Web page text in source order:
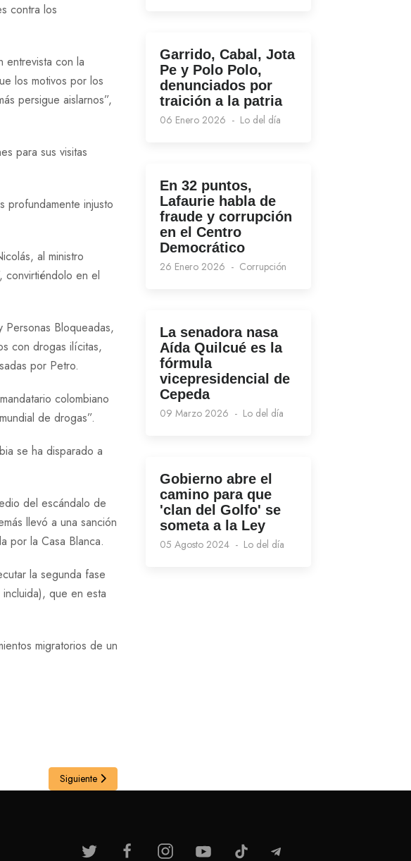
contra los
entrevista con la
los motivos por los
persigue aislarnos”,
para sus visitas
injusto
al ministro
convirtiéndolo en el
Personas Bloqueadas,
con drogas ilícitas,
por Petro.
colombiano
de drogas”.
se ha disparado a
del escándalo de
llevó a una sanción
por la Casa Blanca.
la segunda fase
que en esta
migratorios de un
Siguiente
Garrido, Cabal, Jota
Pe y Polo Polo,
denunciados por
traición a la patria
06 Enero 2026 Lo del día
En 32 puntos,
Lafaurie habla de
fraude y corrupción
en el Centro
Democrático
26 Enero 2026 Corrupción
La senadora nasa
Aída Quilcué es la
fórmula
vicepresidencial de
Cepeda
09 Marzo 2026 Lo del día
Gobierno abre el
camino para que
'clan del Golfo' se
someta a la Ley
05 Agosto 2024 Lo del día